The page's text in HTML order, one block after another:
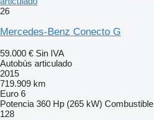
26
Mercedes-Benz Conecto G
59.000 € Sin IVA
Autobús articulado
2015
719.909 km
Euro 6
Potencia 360 Hp (265 kW) Combustible
128